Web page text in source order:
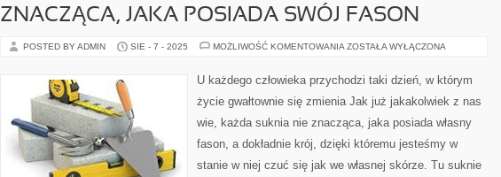
ZNACZĄCA, JAKA POSIADA SWÓJ FASON
POSTED BY ADMIN SIE - 7 - 2025 MOŻLIWOŚĆ KOMENTOWANIA JAK
NAS
SOBIE
Z
KAŻDA
NIE
ZNACZĄCA,
ZOSTAŁA WYŁĄCZONA
U każdego człowieka przychodzi taki dzień, w którym
życie gwałtownie się zmienia Jak już jakakolwiek z nas
wie, każda suknia nie znacząca, jaka posiada własny
fason, a dokładnie krój, dzięki któremu jesteśmy w
stanie w niej czuć się jak we własnej skórze. Tu suknie